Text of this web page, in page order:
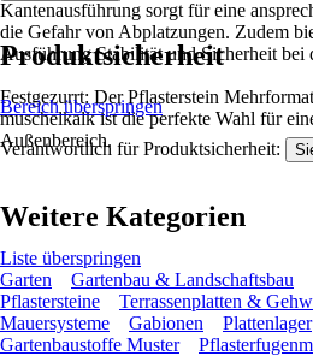
Kantenausführung sorgt für eine
die Gefahr von Abplatzungen. Zudem
Ausführung Stabilität und Sicherheit bei
Festgezurrt: Der Pflasterstein
muschelkalk ist die perfekte Wahl für
Außenbereich.
Produktsicherheit
Bereich überspringen
Verantwortlich für Produktsicherheit:
Weitere Kategorien
Liste überspringen
Garten
Gartenbau & Landschaftsbau
Pflastersteine
Terrassenplatten &
Mauersysteme
Gabionen Plattenlager
Gartenbaustoffe Muster